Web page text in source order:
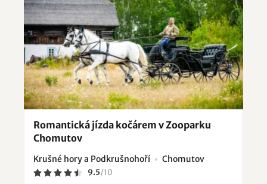
Romantická jízda kočárem v Zooparku
Chomutov
Krušné hory a Podkrušnohoří Chomutov
9.5/10